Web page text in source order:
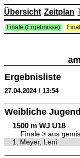
Übersicht Zeitplan
Finale (Ergebnisse)
Ergebnisliste
27.04.2024 / 13:54
Weibliche
1500 m WJ U18
Finale > aus
1.
Meyer, Leni